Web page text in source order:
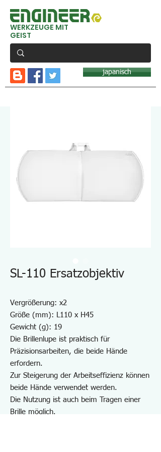
WERKZEUGE MIT
GEIST
japanisch
SL-110 Ersatzobjektiv
Vergrößerung: x2
Größe (mm): L110 x H45
Gewicht (g): 19
Die Brillenlupe ist praktisch für
Präzisionsarbeiten, die beide Hände
erfordern.
Zur Steigerung der Arbeitseffizienz können
beide Hände verwendet werden.
Die Nutzung ist auch beim Tragen einer
Brille möglich.